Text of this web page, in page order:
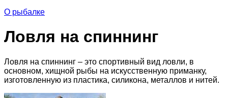
О рыбалке
Ловля на спиннинг
Ловля на спиннинг – это спортивный вид ловли, в
основном, хищной рыбы на искусственную приманку,
изготовленную из пластика, силикона, металлов и нитей.